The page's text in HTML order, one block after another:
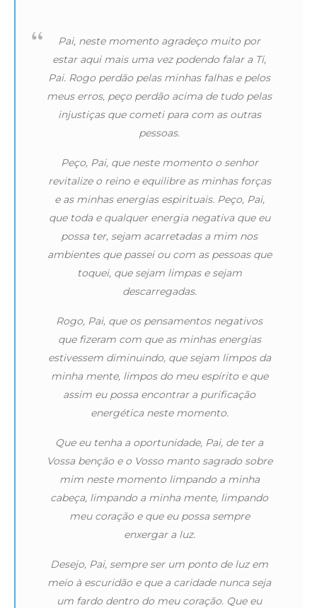
Pai, neste momento agradeço muito por
estar aqui mais uma vez podendo falar a Ti,
Pai. Rogo perdão pelas minhas falhas e pelos
meus erros, peço perdão acima de tudo pelas
injustiças que cometi para com as outras
pessoas.
Peço, Pai, que neste momento o senhor
revitalize o reino e equilibre as minhas forças
e as minhas energias espirituais. Peço, Pai,
que toda e qualquer energia negativa que eu
possa ter, sejam acarretadas a mim nos
ambientes que passei ou com as pessoas que
toquei, que sejam limpas e sejam
descarregadas.
Rogo, Pai, que os pensamentos negativos
que fizeram com que as minhas energias
estivessem diminuindo, que sejam limpos da
minha mente, limpos do meu espírito e que
assim eu possa encontrar a purificação
energética neste momento.
Que eu tenha a oportunidade, Pai, de ter a
Vossa benção e o Vosso manto sagrado sobre
mim neste momento limpando a minha
cabeça, limpando a minha mente, limpando
meu coração e que eu possa sempre
enxergar a luz.
Desejo, Pai, sempre ser um ponto de luz em
meio à escuridão e que a caridade nunca seja
um fardo dentro do meu coração. Que eu